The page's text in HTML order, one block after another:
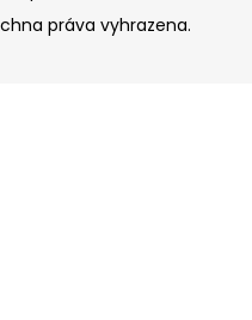
práva vyhrazena.